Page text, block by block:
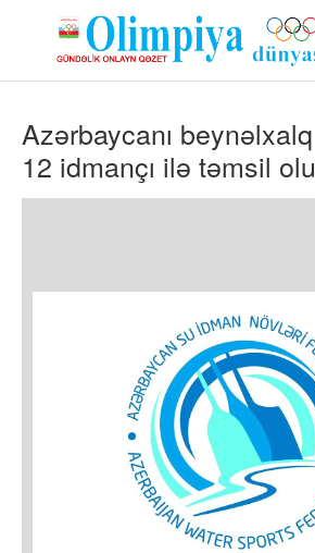
MOK
OLIMPIYA OYUNLARI
ÇAP VERSIYASI
TV
MƏDƏNIYYƏT
Azərbaycanı
12 idmançı ilə təmsil